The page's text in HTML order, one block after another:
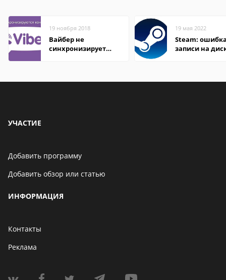
19 ноября 2018
Вайбер не
синхронизирует
19 мая 2022
Steam:
записи на
УЧАСТИЕ
Добавить программу
Добавить обзор или статью
ИНФОРМАЦИЯ
Контакты
Реклама